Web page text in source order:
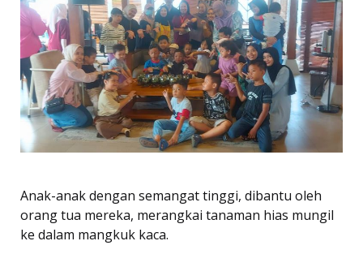
Anak-anak dengan semangat tinggi, dibantu oleh
orang tua mereka, merangkai tanaman hias mungil
ke dalam mangkuk kaca.